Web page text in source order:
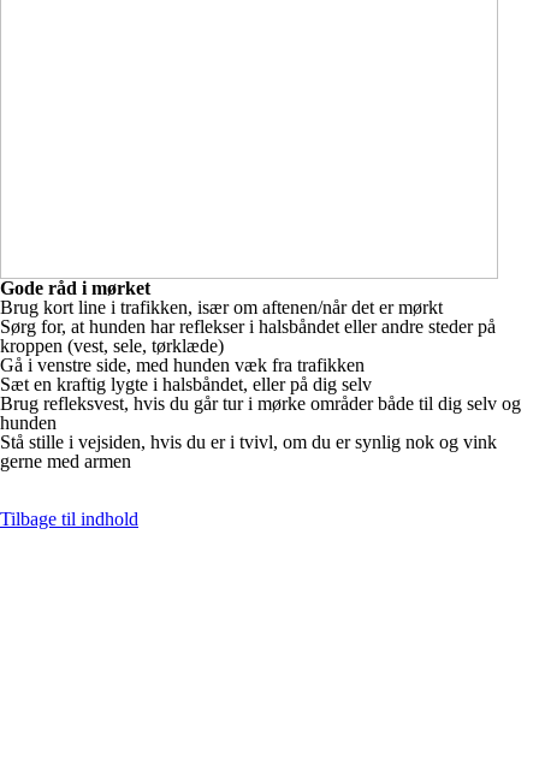
Gode råd i mørket
Brug kort line i trafikken, især om aftenen/når det er mørkt
Sørg for, at hunden har reflekser i halsbåndet eller andre steder på
kroppen (vest, sele, tørklæde)
Gå i venstre side, med hunden væk fra trafikken
Sæt en kraftig lygte i halsbåndet, eller på dig selv
Brug refleksvest, hvis du går tur i mørke områder både til dig selv og
hunden
Stå stille i vejsiden, hvis du er i tvivl, om du er synlig nok og vink
gerne med armen
Tilbage til indhold